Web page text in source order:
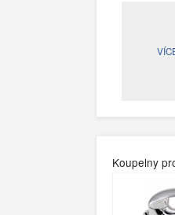
Koupelny